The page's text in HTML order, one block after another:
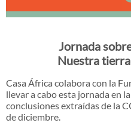
Jornada
Nuestra
Casa África colabora con la
llevar a cabo esta jornada en
conclusiones extraídas de la
de diciembre.